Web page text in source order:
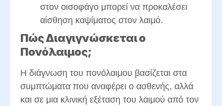
στον οισοφάγο μπορεί να προκαλέσει
αίσθηση καψίματος στον λαιμό.
Πώς Διαγιγνώσκεται ο
Πονόλαιμος;
Η διάγνωση του πονόλαιμου βασίζεται στα
συμπτώματα που αναφέρει ο ασθενής, αλλά
και σε μια κλινική εξέταση του λαιμού από τον